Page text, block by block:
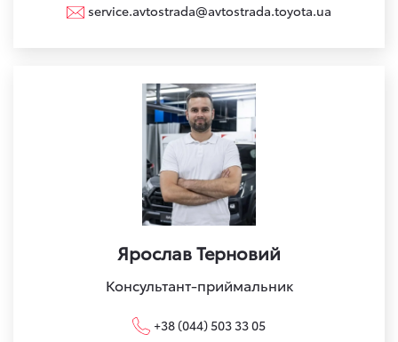
service.avtostrada@avtostrada.toyota.ua
Ярослав Терновий
Консультант-приймальник
+38 (044) 503 33 05